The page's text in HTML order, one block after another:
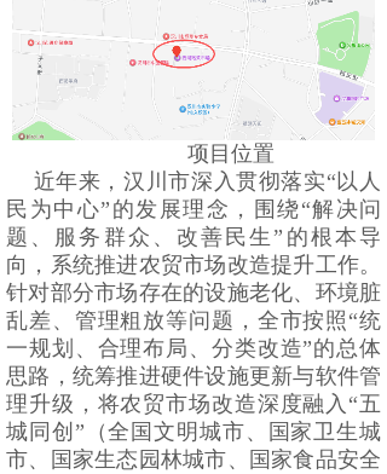
项目位置
近年来，汉川市深入贯彻落实“以人
民为中心”的发展理念，围绕“解决问
题、服务群众、改善民生”的根本导
向，系统推进农贸市场改造提升工作。
针对部分市场存在的设施老化、环境脏
乱差、管理粗放等问题，全市按照“统
一规划、合理布局、分类改造”的总体
思路，统筹推进硬件设施更新与软件管
理升级，将农贸市场改造深度融入“五
城同创”（全国文明城市、国家卫生城
市、国家生态园林城市、国家食品安全